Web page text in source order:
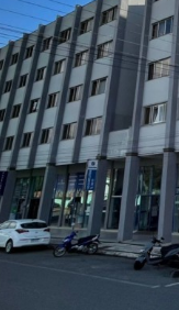
Contato